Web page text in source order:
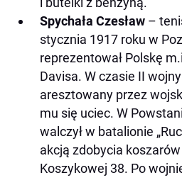
Spychała Czesław –
stycznia 1917 roku w
reprezentował Polskę
Davisa. W czasie II
aresztowany przez
mu się uciec. W
walczył w batalionie
akcją zdobycia
Koszykowej 38. Po